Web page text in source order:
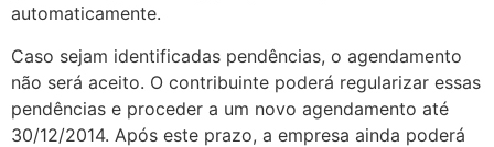
automaticamente.
Caso sejam identificadas pendências, o agendamento
não será aceito. O contribuinte poderá regularizar essas
pendências e proceder a um novo agendamento até
30/12/2014. Após este prazo, a empresa ainda poderá